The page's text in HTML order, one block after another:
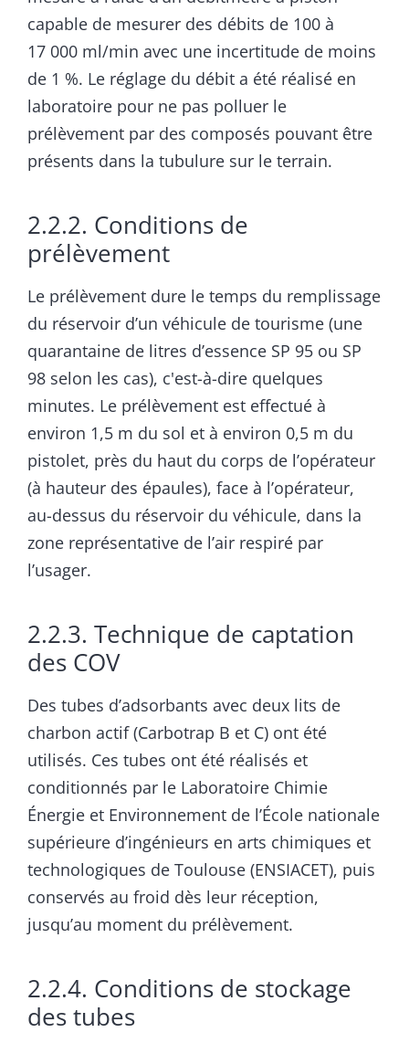
capable de mesurer des débits de 100 à
17 000 ml/min avec une incertitude de moins
de 1 %. Le réglage du débit a été réalisé en
laboratoire pour ne pas polluer le
prélèvement par des composés pouvant être
présents dans la tubulure sur le terrain.
2.2.2. Conditions de
prélèvement
Le prélèvement dure le temps du remplissage
du réservoir d’un véhicule de tourisme (une
quarantaine de litres d’essence SP 95 ou SP
98 selon les cas), c'est-à-dire quelques
minutes. Le prélèvement est effectué à
environ 1,5 m du sol et à environ 0,5 m du
pistolet, près du haut du corps de l’opérateur
(à hauteur des épaules), face à l’opérateur,
au-dessus du réservoir du véhicule, dans la
zone représentative de l’air respiré par
l’usager.
2.2.3. Technique de captation
des COV
Des tubes d’adsorbants avec deux lits de
charbon actif (Carbotrap B et C) ont été
utilisés. Ces tubes ont été réalisés et
conditionnés par le Laboratoire Chimie
Énergie et Environnement de l’École nationale
supérieure d’ingénieurs en arts chimiques et
technologiques de Toulouse (ENSIACET), puis
conservés au froid dès leur réception,
jusqu’au moment du prélèvement.
2.2.4. Conditions de stockage
des tubes